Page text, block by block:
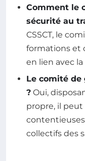
Comment le
sécurité au
CSSCT, le
formations et
en lien avec
Le comité
? Oui,
propre, il
collectifs des